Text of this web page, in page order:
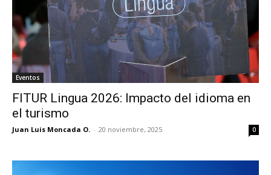
Eventos
FITUR Lingua 2026: Impacto del idioma en
el turismo
Juan Luis Moncada O. - 20 noviembre, 2025 0